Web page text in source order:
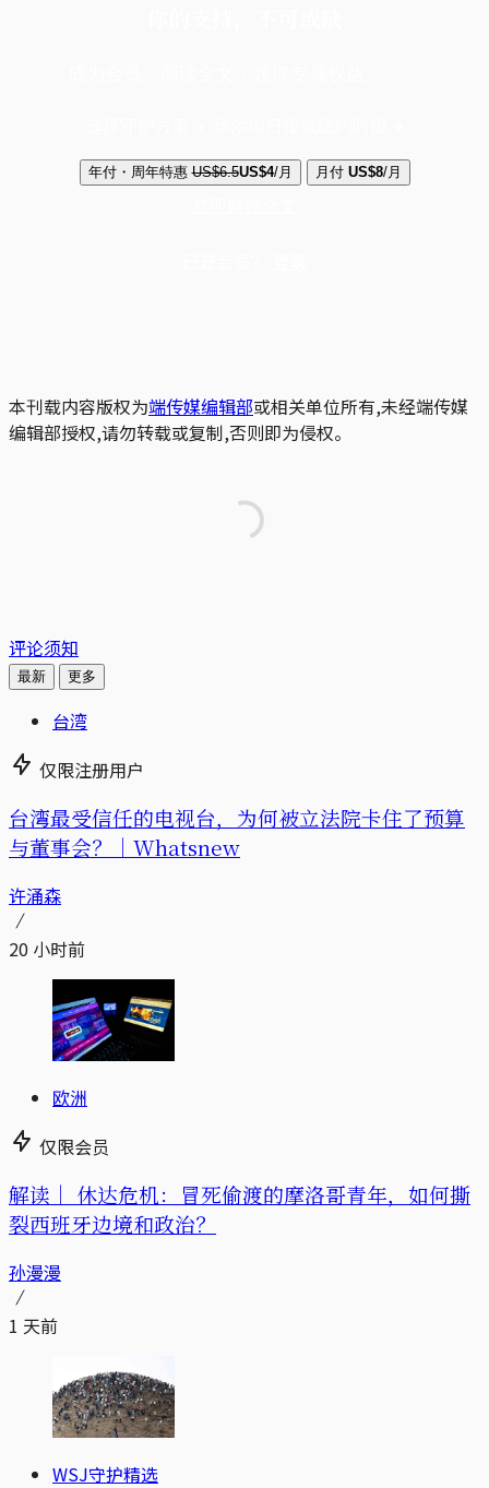
年付・周年特惠 US$6.5US$4/月 月付 US$8/月
本刊载内容版权为端传媒编辑部或相关单位所有,未经端传媒
编辑部授权,请勿转载或复制,否则即为侵权。
评论须知
最新 更多
台湾
仅限注册用户
台湾最受信任的电视台，为何被立法院卡住了预算
与董事会？｜Whatsnew
许涌森
20 小时前
欧洲
仅限会员
解读｜ 休达危机：冒死偷渡的摩洛哥青年，如何撕
裂西班牙边境和政治？
孙漫漫
1 天前
WSJ守护精选